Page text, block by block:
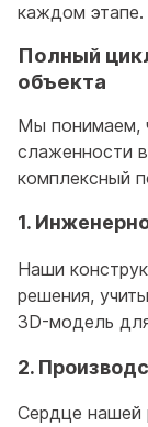
каждом этапе.
Полный
объекта
Мы понимаем,
слаженности
комплексный
1.
Наши
решения,
3D-модель
2.
Сердце нашей